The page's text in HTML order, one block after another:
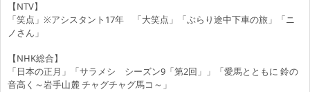
【NTV】
「笑点」※アシスタント17年 「大笑点」「ぶらり途中下車の旅」「ニ
ノさん」
【NHK総合】
「日本の正月」「サラメシ シーズン9「第2回」」「愛馬とともに 鈴の
音高く～岩手山麓 チャグチャグ馬コ～」